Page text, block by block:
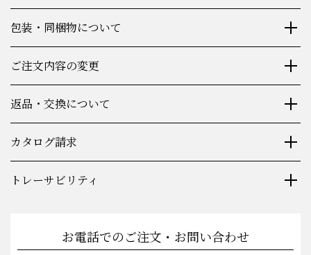
包装・同梱物について
ご注文内容の変更
返品・交換について
カタログ請求
トレーサビリティ
お電話でのご注文・お問い合わせ